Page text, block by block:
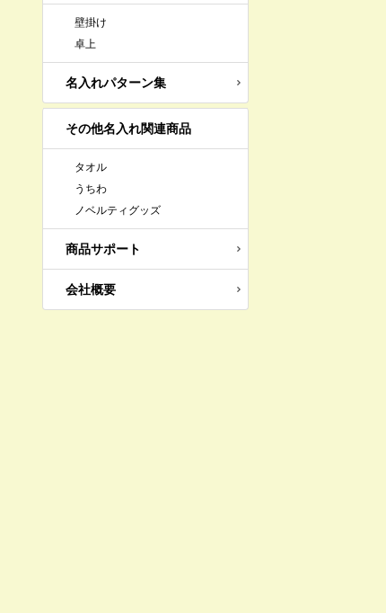
壁掛け
卓上
名入れパターン集
その他名入れ関連商品
タオル
うちわ
ノベルティグッズ
商品サポート
会社概要